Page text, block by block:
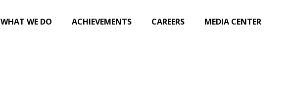
WHAT WE DO ACHIEVEMENTS CAREERS MEDIA CENTER